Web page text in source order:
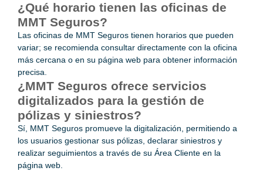
¿Qué horario tienen las oficinas de
MMT Seguros?
Las oficinas de MMT Seguros tienen horarios que pueden
variar; se recomienda consultar directamente con la oficina
más cercana o en su página web para obtener información
precisa.
¿MMT Seguros ofrece servicios
digitalizados para la gestión de
pólizas y siniestros?
Sí, MMT Seguros promueve la digitalización, permitiendo a
los usuarios gestionar sus pólizas, declarar siniestros y
realizar seguimientos a través de su Área Cliente en la
página web.